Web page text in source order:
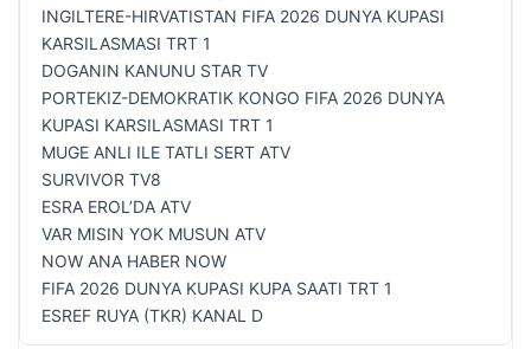
INGILTERE-HIRVATISTAN FIFA 2026 DUNYA KUPASI
KARSILASMASI TRT 1
DOGANIN KANUNU STAR TV
PORTEKIZ-DEMOKRATIK KONGO FIFA 2026 DUNYA
KUPASI KARSILASMASI TRT 1
MUGE ANLI ILE TATLI SERT ATV
SURVIVOR TV8
ESRA EROL’DA ATV
VAR MISIN YOK MUSUN ATV
NOW ANA HABER NOW
FIFA 2026 DUNYA KUPASI KUPA SAATI TRT 1
ESREF RUYA (TKR) KANAL D